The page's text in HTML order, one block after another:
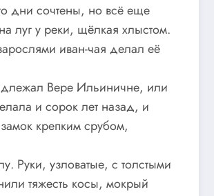
дни сочтены, но всё еще
луг у реки, щёлкая хлыстом.
иван-чая делал её
Вере Ильиничне, или
и сорок лет назад, и
крепким срубом,
Руки, узловатые, с толстыми
тяжесть косы, мокрый